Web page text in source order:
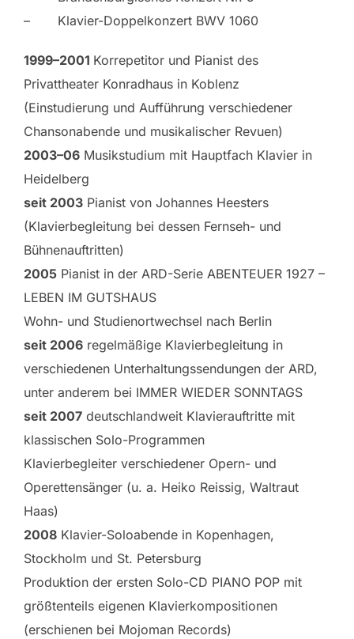
– Klavier-Doppelkonzert BWV 1060
1999–2001 Korrepetitor und Pianist des
Privattheater Konradhaus in Koblenz
(Einstudierung und Aufführung verschiedener
Chansonabende und musikalischer Revuen)
2003–06 Musikstudium mit Hauptfach Klavier in
Heidelberg
seit 2003 Pianist von Johannes Heesters
(Klavierbegleitung bei dessen Fernseh- und
Bühnenauftritten)
2005 Pianist in der ARD-Serie ABENTEUER 1927 –
LEBEN IM GUTSHAUS
Wohn- und Studienortwechsel nach Berlin
seit 2006 regelmäßige Klavierbegleitung in
verschiedenen Unterhaltungssendungen der ARD,
unter anderem bei IMMER WIEDER SONNTAGS
seit 2007 deutschlandweit Klavierauftritte mit
klassischen Solo-Programmen
Klavierbegleiter verschiedener Opern- und
Operettensänger (u. a. Heiko Reissig, Waltraut
Haas)
2008 Klavier-Soloabende in Kopenhagen,
Stockholm und St. Petersburg
Produktion der ersten Solo-CD PIANO POP mit
größtenteils eigenen Klavierkompositionen
(erschienen bei Mojoman Records)